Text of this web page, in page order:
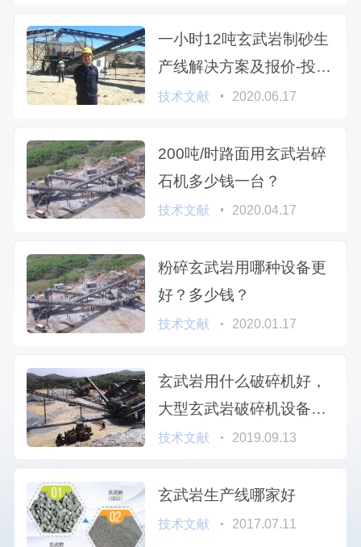
一小时12吨玄武岩制砂生
产线解决方案及报价-投资
挣钱、自用省钱
技术文献 2020.06.17
200吨/时路面用玄武岩碎
石机多少钱一台？
技术文献 2020.04.17
粉碎玄武岩用哪种设备更
好？多少钱？
技术文献 2020.01.17
玄武岩用什么破碎机好，
大型玄武岩破碎机设备多
少钱
技术文献 2019.09.13
玄武岩生产线哪家好
技术文献 2017.07.11